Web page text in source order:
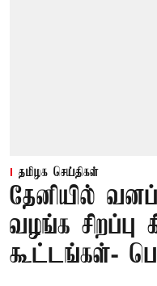
தமிழக செய்திகள்
தேனியில்
வழங்க சிறப்பு
கூட்டங்கள்-